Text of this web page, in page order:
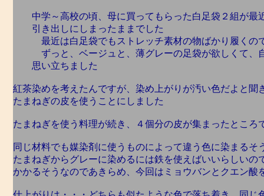
中学～高校の頃、母に買ってもらった白足袋２組が最
引き出しにしまったままでした
最近は白足袋でもストレッチ素材の物ばかり履くの
ずっと、ベージュと、薄グレーの足袋が欲しくて、
思い立ちました
紅茶染めを考えたんですが、染め上がりが汚い色だよと聞
たまねぎの皮を使うことにしました
たまねぎを使う料理が続き、４個分の皮が集まったところ
同じ材料でも媒染剤に使うものによって違う色に染まるそ
たまねぎからグレーに染めるには鉄を使えばいいらしいの
かかるそうなのであきらめ、今回はミョウバンとクエン酸